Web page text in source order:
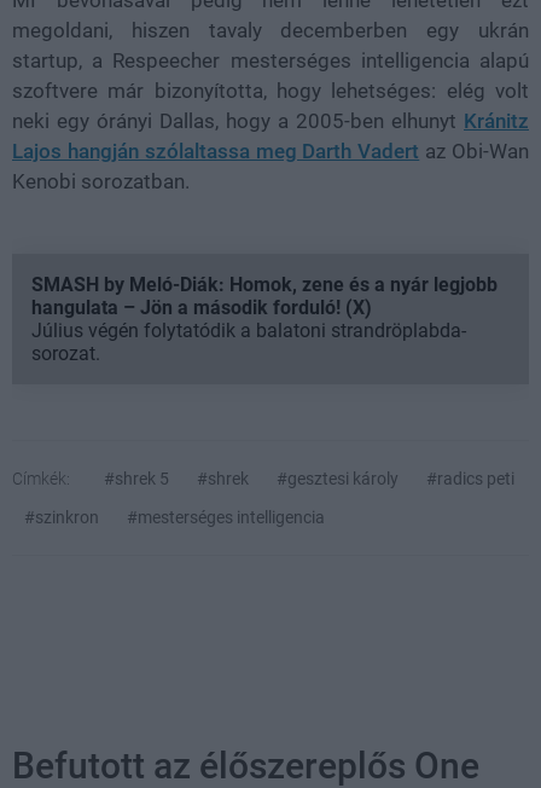
megoldani, hiszen tavaly decemberben egy ukrán
startup, a Respeecher mesterséges intelligencia alapú
szoftvere már bizonyította, hogy lehetséges: elég volt
neki egy órányi Dallas, hogy a 2005-ben elhunyt Kránitz
Lajos hangján szólaltassa meg Darth Vadert az Obi-Wan
Kenobi sorozatban.
SMASH by Meló-Diák: Homok, zene és a nyár legjobb
hangulata – Jön a második forduló! (X)
Július végén folytatódik a balatoni strandröplabda-
sorozat.
Címkék: #shrek 5 #shrek #gesztesi károly
#radics peti
#szinkron
#mesterséges intelligencia
Befutott az élőszereplős One